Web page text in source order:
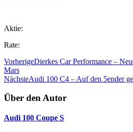
Aktie:
Rate:
VorherigeDierkes Car Performance –
Mars
NächsteAudi 100 C4 – Auf den 5ender
Über den Autor
Audi 100 Coupe S